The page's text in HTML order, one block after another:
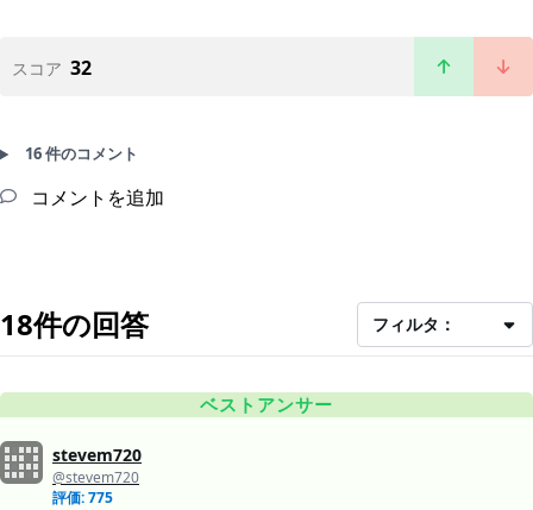
スコア 32
16 件のコメント
コメントを追加
18件の回答 フィルタ：
ベストアンサー
stevem720
@stevem720
評価: 775